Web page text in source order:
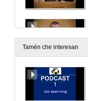
Tamén che interesan